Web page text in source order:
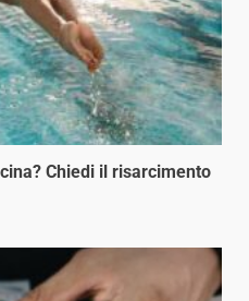
Chiedi il risarcimento